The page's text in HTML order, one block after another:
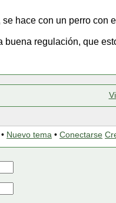
hace con un perro
buena regulación, que
• Nuevo tema • Conectarse